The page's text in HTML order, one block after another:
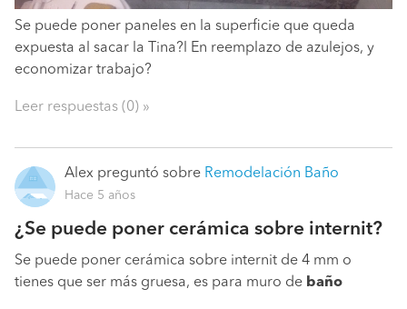
Se puede poner paneles en la superficie que queda
expuesta al sacar la Tina?l En reemplazo de azulejos, y
economizar trabajo?
Leer respuestas (0) »
Alex preguntó sobre Remodelación Baño
Hace 5 años
¿Se puede poner cerámica sobre internit?
Se puede poner cerámica sobre internit de 4 mm o
tienes que ser más gruesa, es para muro de baño